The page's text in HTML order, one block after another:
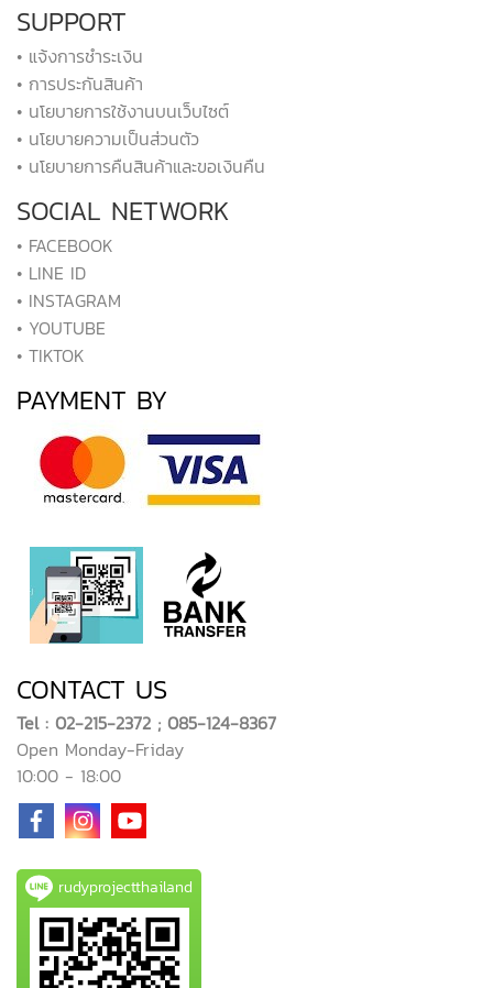
SUPPORT
• แจ้งการชำระเงิน
• การประกันสินค้า
• นโยบายการใช้งานบนเว็บไซต์
• นโยบายความเป็นส่วนตัว
• นโยบายการคืนสินค้าและขอเงินคืน
SOCIAL NETWORK
• FACEBOOK
• LINE ID
• INSTAGRAM
• YOUTUBE
• TIKTOK
PAYMENT BY
CONTACT US
Tel : 02-215-2372 ; 085-124-8367
Open Monday-Friday
10:00 - 18:00
rudyprojectthailand